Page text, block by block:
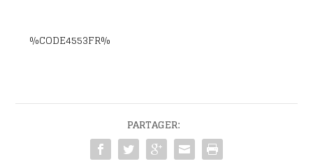
%CODE4553FR%
PARTAGER: